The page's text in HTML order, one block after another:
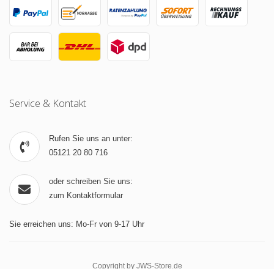
Service & Kontakt
Rufen Sie uns an unter:
05121 20 80 716
oder schreiben Sie uns:
zum Kontaktformular
Sie erreichen uns: Mo-Fr von 9-17 Uhr
Copyright by JWS-Store.de